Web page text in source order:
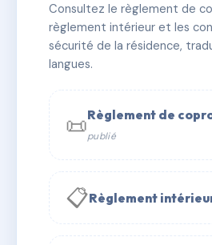
⚠
🏠 27 lots
🏗 8 bâtiment(s)
📞 Contacter Syndic Digital
✉ Email
Consultez le règlement de
règlement intérieur et les
sécurité de la résidence,
langues.
📜Règlement de
publié
📋Règlement